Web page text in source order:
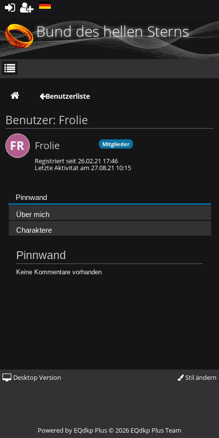
Registrieren
Bund des hellen Sterns
Benutzerliste
Benutzer: Frolie
Frolie Mitglieder
Registriert seit 26.02.21 17:46
Letzte Aktivität am 27.08.21 10:15
Pinnwand
Über mich
Charaktere
Pinnwand
Keine Kommentare vorhanden
Desktop Version Stil ändern
Powered by EQdkp Plus© 2026 EQdkp Plus Team